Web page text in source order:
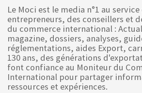
Le Moci est le media n°1 au service
entrepreneurs, des conseillers et
du commerce international :
magazine, dossiers, analyses,
réglementations, aides Export,
130 ans, des générations
font confiance au Moniteur du
International pour partager
ressources et expériences.